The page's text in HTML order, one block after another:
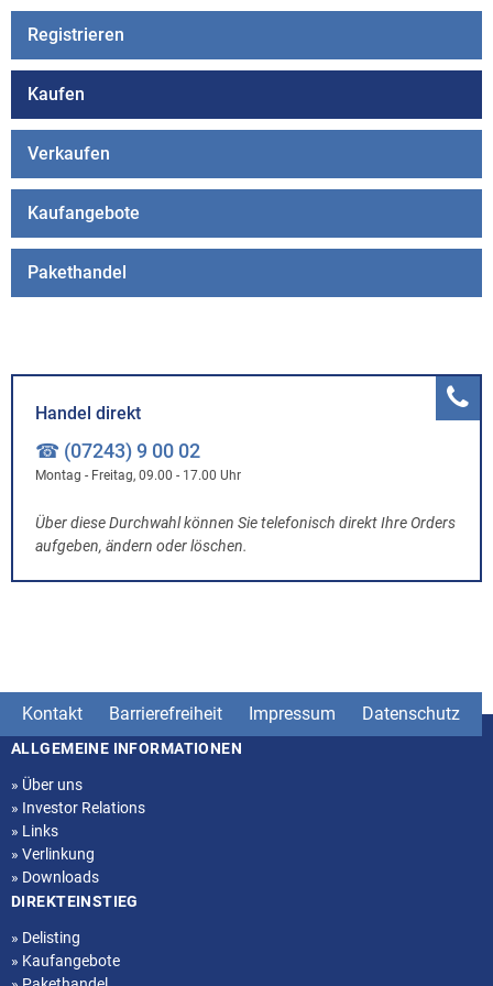
Registrieren
Kaufen
Verkaufen
Kaufangebote
Pakethandel
Handel direkt
☎ (07243) 9 00 02
Montag - Freitag, 09.00 - 17.00 Uhr
Über diese Durchwahl können Sie telefonisch direkt Ihre Orders
aufgeben, ändern oder löschen.
Kontakt Barrierefreiheit Impressum Datenschutz
Seitenstruktur
ALLGEMEINE INFORMATIONEN
» Über uns
» Investor Relations
» Links
» Verlinkung
» Downloads
DIREKTEINSTIEG
» Delisting
» Kaufangebote